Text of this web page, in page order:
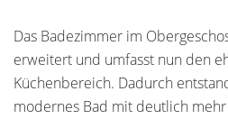
Das Badezimmer im
erweitert und umfasst nun den
Küchenbereich. Dadurch
modernes Bad mit deutlich